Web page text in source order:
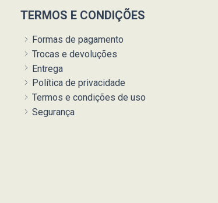
TERMOS E CONDIÇÕES
Formas de pagamento
Trocas e devoluções
Entrega
Política de privacidade
Termos e condições de uso
Segurança